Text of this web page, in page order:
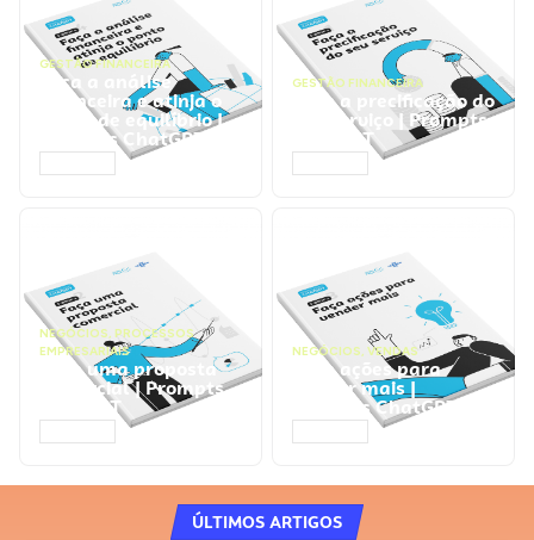
GESTÃO FINANCEIRA
Faça a análise
financeira e atinja o
ponto de equilíbrio |
Prompts ChatGPT
GESTÃO FINANCEIRA
Faça a precificação do
seu serviço | Prompts
ChatGPT
NEGÓCIOS, PROCESSOS
EMPRESARIAIS
Faça uma proposta
comercial | Prompts
ChatGPT
NEGÓCIOS, VENDAS
Faça ações para
vender mais |
Prompts ChatGPT
ÚLTIMOS ARTIGOS